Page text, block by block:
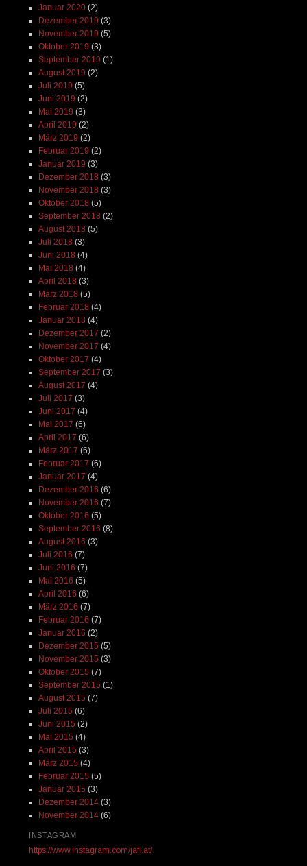
Januar 2020(2)
Dezember 2019 (3)
November 2019 (5)
Oktober 2019 (3)
September 2019 (1)
August 2019 (2)
Juli 2019 (5)
Juni 2019 (2)
Mai 2019 (3)
April 2019 (2)
März 2019 (2)
Februar 2019 (2)
Januar 2019 (3)
Dezember 2018 (3)
November 2018 (3)
Oktober 2018 (5)
September 2018 (2)
August 2018 (5)
Juli 2018 (3)
Juni 2018 (4)
Mai 2018 (4)
April 2018 (3)
März 2018 (5)
Februar 2018 (4)
Januar 2018 (4)
Dezember 2017 (2)
November 2017 (4)
Oktober 2017 (4)
September 2017 (3)
August 2017 (4)
Juli 2017 (3)
Juni 2017 (4)
Mai 2017 (6)
April 2017 (6)
März 2017 (6)
Februar 2017 (6)
Januar 2017 (4)
Dezember 2016 (6)
November 2016 (7)
Oktober 2016 (5)
September 2016 (8)
August 2016 (3)
Juli 2016 (7)
Juni 2016 (7)
Mai 2016 (5)
April 2016 (6)
März 2016 (7)
Februar 2016 (7)
Januar 2016 (2)
Dezember 2015 (5)
November 2015 (3)
Oktober 2015 (7)
September 2015 (1)
August 2015 (7)
Juli 2015 (6)
Juni 2015 (2)
Mai 2015 (4)
April 2015 (3)
März 2015 (4)
Februar 2015 (5)
Januar 2015 (3)
Dezember 2014(3)
November 2014(6)
INSTAGRAM
https://www.instagram.com/jafi.at/